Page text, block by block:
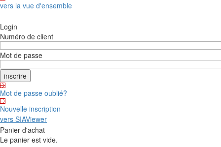
vers la vue d'ensemble
Login
Numéro de client
Mot de passe
Mot de passe oublié?
Nouvelle inscription
vers SIAViewer
Panier d'achat
Le panier est vide.